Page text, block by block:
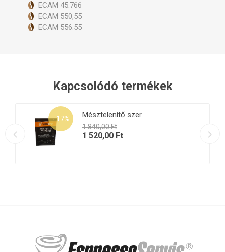
ECAM 45.766
ECAM 550,55
ECAM 556.55
Kapcsolódó termékek
- 17% Mésztelenítő szer
1 840,00 Ft
1 520,00 Ft